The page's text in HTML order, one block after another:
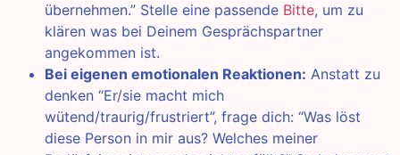
übernehmen.” Stelle eine passende Bitte, um zu
klären was bei Deinem Gesprächspartner
angekommen ist.
Bei eigenen emotionalen Reaktionen: Anstatt zu
denken “Er/sie macht mich
wütend/traurig/frustriert”, frage dich: “Was löst
diese Person in mir aus? Welches meiner